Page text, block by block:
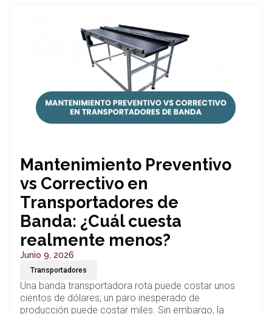
Mantenimiento Preventivo
vs Correctivo en
Transportadores de
Banda: ¿Cuál cuesta
realmente menos?
Junio 9, 2026
Transportadores
Una banda transportadora rota puede costar unos
cientos de dólares; un paro inesperado de
producción puede costar miles. Sin embargo, la